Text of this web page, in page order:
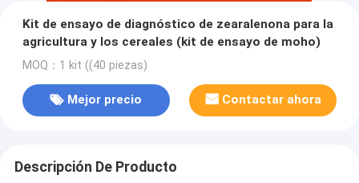
Kit de ensayo de diagnóstico de zearalenona para la
agricultura y los cereales (kit de ensayo de moho)
MOQ：1 kit ((40 piezas)
Mejor precio Contactar ahora
Descripción De Producto